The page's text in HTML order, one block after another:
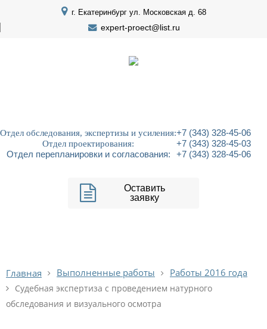
г. Екатеринбург ул. Московская д. 68
expert-proect@list.ru
Отдел обследования, экспертизы и усиления:+7 (343) 328-45-06
Отдел проектирования:
+7 (343) 328-45-03
Отдел перепланировки и согласования:
+7 (343) 328-45-06
Оставить
заявку
Главная Выполненные работы Работы 2016 года
Судебная экспертиза с проведением натурного
обследования и визуального осмотра